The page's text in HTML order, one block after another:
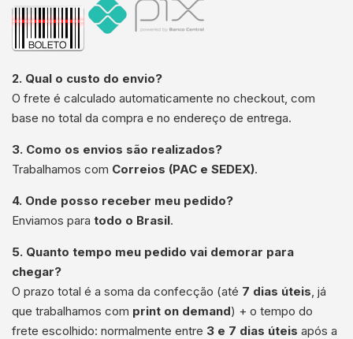
2. Qual o custo do envio?
O frete é calculado automaticamente no checkout, com
base no total da compra e no endereço de entrega.
3. Como os envios são realizados?
Trabalhamos com Correios (PAC e SEDEX).
4. Onde posso receber meu pedido?
Enviamos para todo o Brasil.
5. Quanto tempo meu pedido vai demorar para
chegar?
O prazo total é a soma da confecção (até 7 dias úteis, já
que trabalhamos com print on demand) + o tempo do
frete escolhido: normalmente entre 3 e 7 dias úteis após a